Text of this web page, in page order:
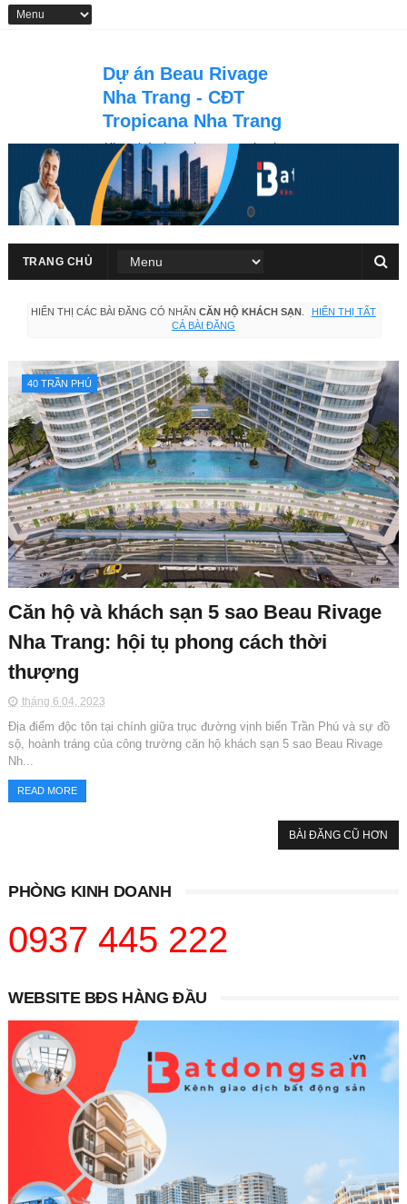
Dự án Beau Rivage
Nha Trang - CĐT
Tropicana Nha Trang
Khu phức hợp thương mại vui
chơi giải trí, nghỉ dưỡng căn hộ &
khách sạn du lich 5 sao Beau
Rivage Nha Trang tọa lạc tại số
40 Trần Phú, thành phố Nha
TRANG CHỦ
HIỂN THỊ CÁC BÀI ĐĂNG CÓ NHÃNCĂN HỘ KHÁCH SẠN
HIỂN THỊ TẤT
CẢ BÀI ĐĂNG
40 TRẦN PHÚ
Căn hộ và khách sạn 5 sao Beau Rivage
Nha Trang: hội tụ phong cách thời
thượng
tháng 6 04, 2023
Địa điểm độc tôn tại chính giữa trục đường vịnh biển Trần Phú và sự đồ
sộ, hoành tráng của công trường căn hộ khách sạn 5 sao Beau Rivage
Nh...
READ MORE
BÀI ĐĂNG CŨ HƠN
PHÒNG KINH DOANH
0937 445 222
WEBSITE BĐS HÀNG ĐẦU